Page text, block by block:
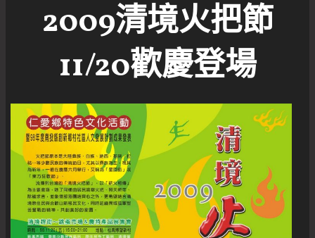
2009清境火把節
11/20歡慶登場